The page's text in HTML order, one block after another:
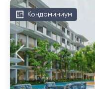
Кондоминиум